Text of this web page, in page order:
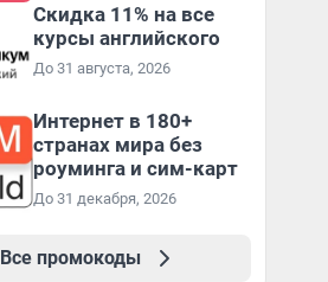
Скидка 11% на все
курсы английского
До 31 августа, 2026
Интернет в 180+
странах мира без
роуминга и сим-карт
До 31 декабря, 2026
Все промокоды